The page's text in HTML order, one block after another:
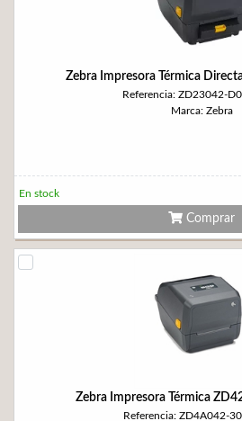
Zebra Impresora Térmica
Referencia: ZD23042-
Marca: Zebra
En stock
Comprar
Zebra Impresora Térmica
Referencia: ZD4A042-